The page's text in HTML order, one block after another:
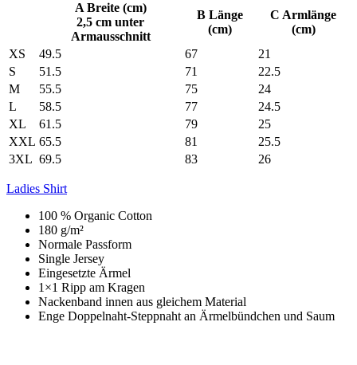
A Breite (cm)
2,5 cm unter
Armausschnitt
B Länge
(cm)
C Armlänge
(cm)
XS
49.5 67
21
S
51.5 71
22.5
M
55.5 75
24
L
58.5 77
24.5
XL
61.5 79
25
XXL 65.5 81
25.5
3XL 69.5 83 26
Ladies Shirt
100 % Organic Cotton
180 g/m²
Normale Passform
Single Jersey
Eingesetzte Ärmel
1×1 Ripp am Kragen
Nackenband innen aus gleichem Material
Enge Doppelnaht-Steppnaht an Ärmelbündchen und Saum